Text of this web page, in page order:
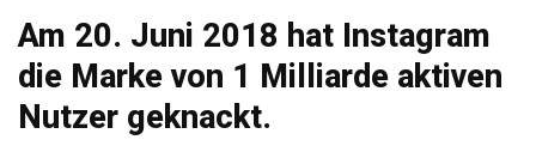
Am 20. Juni 2018 hat Instagram
die Marke von 1 Milliarde aktiven
Nutzer geknackt.